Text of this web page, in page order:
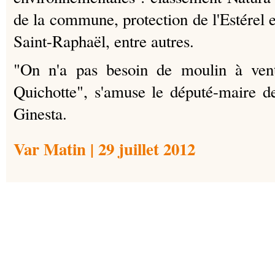
de la commune, protection de l'Estérel
Saint-Raphaël, entre autres.
"On n'a pas besoin de moulin à
Quichotte", s'amuse le député-maire
Ginesta.
Var Matin | 29 juillet 2012